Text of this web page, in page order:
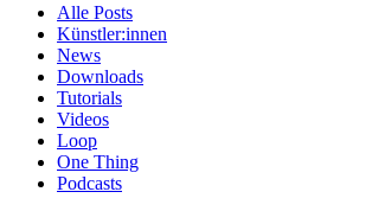
Alle Posts
Künstler:innen
News
Downloads
Tutorials
Videos
Loop
One Thing
Podcasts